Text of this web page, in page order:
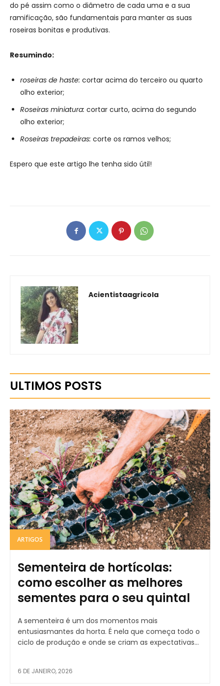
do pé assim como o diâmetro de cada uma e a sua
ramificação, são fundamentais para manter as suas
roseiras bonitas e produtivas.
Resumindo:
roseiras de haste: cortar acima do terceiro ou quarto
olho exterior;
Roseiras miniatura: cortar curto, acima do segundo
olho exterior;
Roseiras trepadeiras: corte os ramos velhos;
Espero que este artigo lhe tenha sido útil!
Acientistaagricola
ULTIMOS POSTS
ARTIGOS
Sementeira de hortícolas:
como escolher as melhores
sementes para o seu quintal
A sementeira é um dos momentos mais
entusiasmantes da horta. É nela que começa todo o
ciclo de produção e onde se criam as expectativas...
6 DE JANEIRO, 2026